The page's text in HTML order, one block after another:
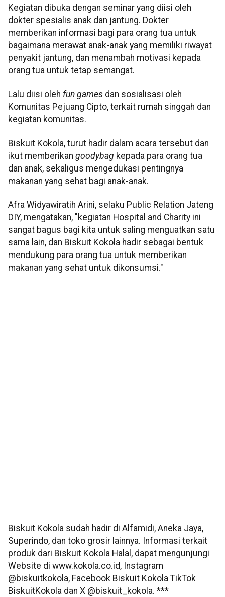
Kegiatan dibuka dengan seminar yang diisi oleh
dokter spesialis anak dan jantung. Dokter
memberikan informasi bagi para orang tua untuk
bagaimana merawat anak-anak yang memiliki riwayat
penyakit jantung, dan menambah motivasi kepada
orang tua untuk tetap semangat.
Lalu diisi oleh fun games dan sosialisasi oleh
Komunitas Pejuang Cipto, terkait rumah singgah dan
kegiatan komunitas.
Biskuit Kokola, turut hadir dalam acara tersebut dan
ikut memberikan goodybag kepada para orang tua
dan anak, sekaligus mengedukasi pentingnya
makanan yang sehat bagi anak-anak.
Afra Widyawiratih Arini, selaku Public Relation Jateng
DIY, mengatakan, "kegiatan Hospital and Charity ini
sangat bagus bagi kita untuk saling menguatkan satu
sama lain, dan Biskuit Kokola hadir sebagai bentuk
mendukung para orang tua untuk memberikan
makanan yang sehat untuk dikonsumsi."
Biskuit Kokola sudah hadir di Alfamidi, Aneka Jaya,
Superindo, dan toko grosir lainnya. Informasi terkait
produk dari Biskuit Kokola Halal, dapat mengunjungi
Website di www.kokola.co.id, Instagram
@biskuitkokola, Facebook Biskuit Kokola TikTok
BiskuitKokola dan X @biskuit_kokola. ***